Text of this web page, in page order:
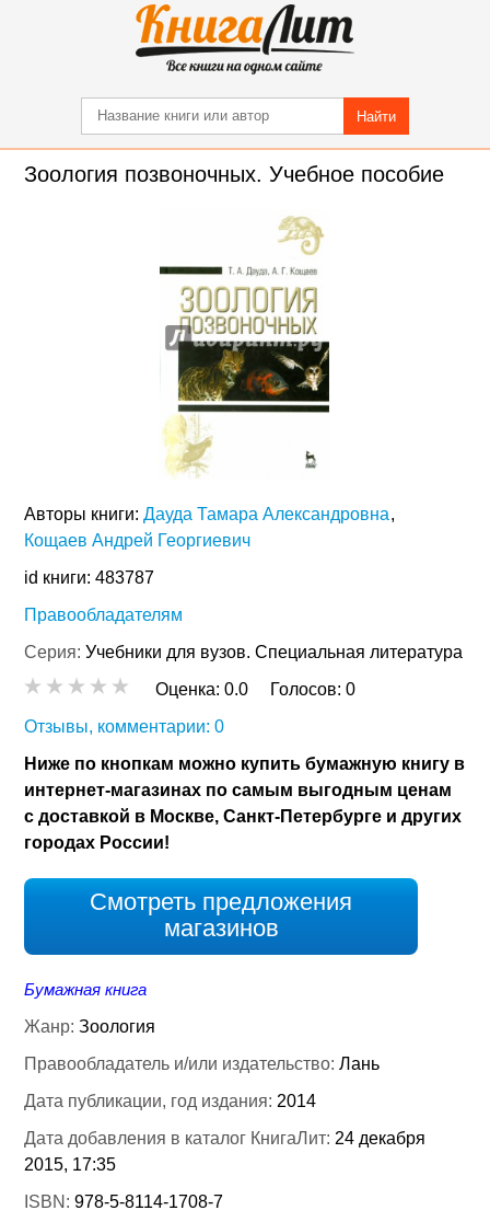
Найти
Зоология позвоночных. Учебное пособие
Авторы книги:Дауда Тамара Александровна
Кощаев Андрей Георгиевич
id книги: 483787
Правообладателям
Серия:Учебники для вузов. Специальная литература
Оценка:0.0 Голосов:0
Отзывы, комментарии: 0
Ниже по кнопкам можно купить бумажную книгу в
интернет-магазинах по самым выгодным ценам
с доставкой в Москве, Санкт-Петербурге и других
городах России!
Смотреть предложения
магазинов
Бумажная книга
Жанр:Зоология
Правообладатель и/или издательство:Лань
Дата публикации, год издания: 2014
Дата добавления в каталог КнигаЛит: 24 декабря
2015, 17:35
ISBN:978-5-8114-1708-7